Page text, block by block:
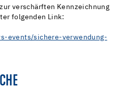
verschärften Kennzeichnung
folgenden Link:
events/sichere-verwendung-